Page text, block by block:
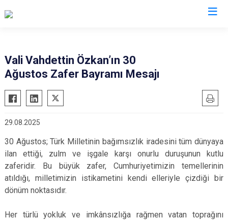
Vali Vahdettin Özkan’ın 30
Ağustos Zafer Bayramı Mesajı
29.08.2025
30 Ağustos; Türk Milletinin bağımsızlık iradesini tüm dünyaya
ilan ettiği, zulm ve işgale karşı onurlu duruşunun kutlu
zaferidir. Bu büyük zafer, Cumhuriyetimizin temellerinin
atıldığı, milletimizin istikametini kendi elleriyle çizdiği bir
dönüm noktasıdır.
Her türlü yokluk ve imkânsızlığa rağmen vatan toprağını